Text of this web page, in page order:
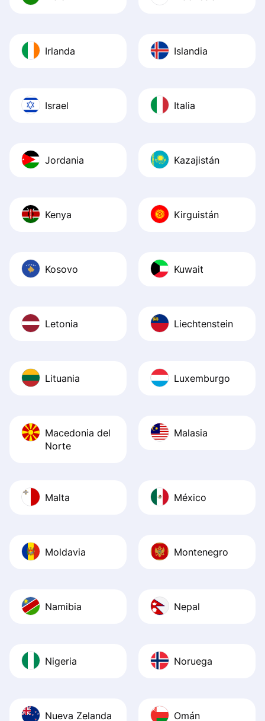
Irlanda Islandia
Israel Italia
Jordania Kazajistán
Kenya Kirguistán
Kosovo Kuwait
Letonia Liechtenstein
Lituania Luxemburgo
Macedonia del
Norte
Malasia
Malta México
Moldavia Montenegro
Namibia Nepal
Nigeria Noruega
Nueva Zelanda Omán